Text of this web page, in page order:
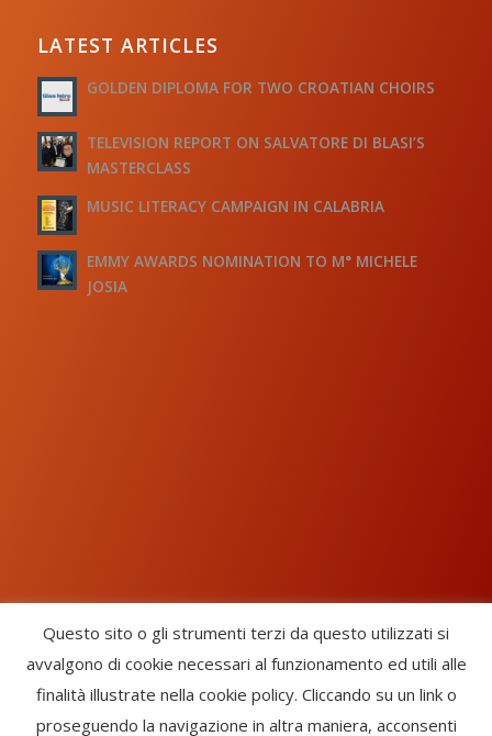
LATEST ARTICLES
GOLDEN DIPLOMA FOR TWO CROATIAN CHOIRS
TELEVISION REPORT ON SALVATORE DI BLASI’S
MASTERCLASS
MUSIC LITERACY CAMPAIGN IN CALABRIA
EMMY AWARDS NOMINATION TO M° MICHELE
JOSIA
Chorus Inside - International Choral Federation - APS Ente Terzo
Settore · CF: 93058420691
Questo sito o gli strumenti terzi da questo utilizzati si
avvalgono di cookie necessari al funzionamento ed utili alle
finalità illustrate nella cookie policy. Cliccando su un link o
proseguendo la navigazione in altra maniera, acconsenti